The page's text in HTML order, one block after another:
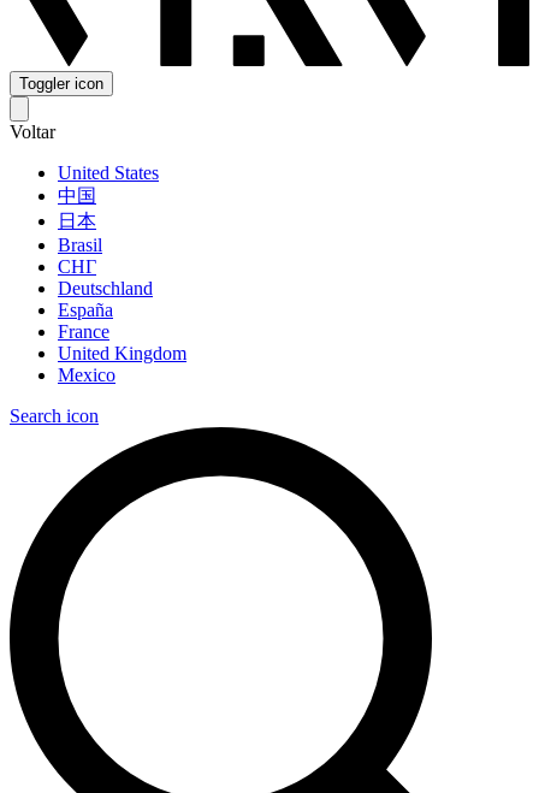
Toggler icon
Voltar
United States
中国
日本
Brasil
СНГ
Deutschland
España
France
United Kingdom
Mexico
Search icon